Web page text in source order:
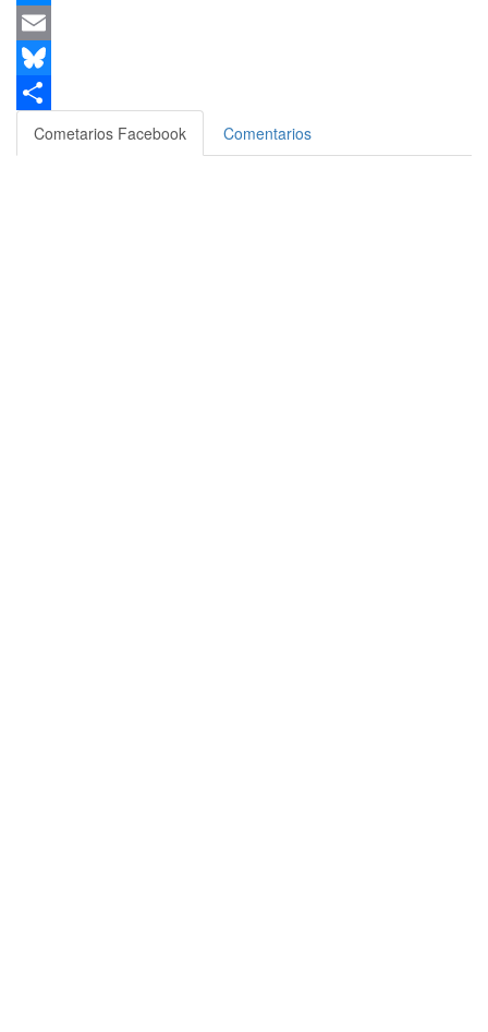
Messenger
Email
Bluesky
Compartir
Cometarios Facebook Comentarios